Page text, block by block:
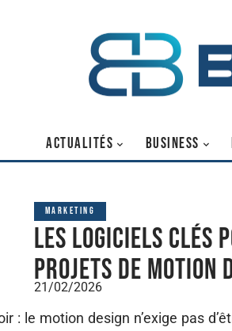
ACTUALITÉS BUSINESS
MARKETING
Les logiciels clés
projets de motion
21/02/2026
: le motion design n’exige pas